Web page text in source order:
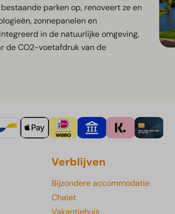
parken op, renoveert ze en
zonnepanelen en
in de natuurlijke omgeving,
de CO2-voetafdruk van de
Verblijven
Bijzondere accommodatie
Chalet
Vakantiehuis